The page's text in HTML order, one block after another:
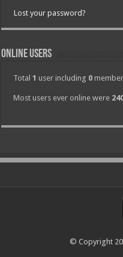
Lost your password?
Online Users
Total1 user including 0
Most users ever online were
© Copyright